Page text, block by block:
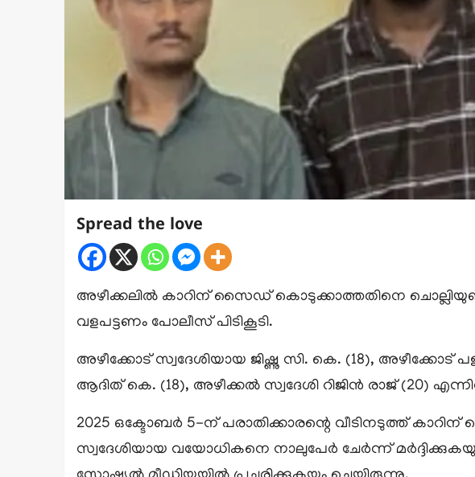
Spread the love
അഴീക്കലിൽ കാറിന് സൈഡ് കൊടുക്കാത്തതിനെ
വളപട്ടണം പോലീസ് പിടികൂടി.
അഴീക്കോട് സ്വദേശിയായ ജിഷ്ണു സി. കെ. (18), അഴീക്കോട്
ആദിത് കെ. (18), അഴീക്കൽ സ്വദേശി റിജിൻ രാജ് (20)
2025 ഒക്ടോബർ 5-ന് പരാതിക്കാരന്റെ വീടിനടുത്ത്
സ്വദേശിയായ വയോധികനെ നാലുപേർ ചേർന്ന്